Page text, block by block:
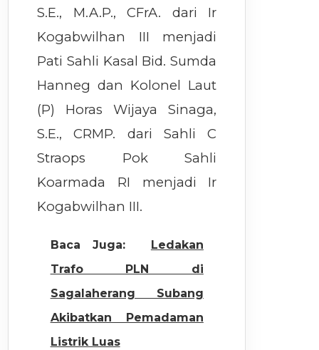
S.E., M.A.P., CFrA. dari Ir
Kogabwilhan III menjadi
Pati Sahli Kasal Bid. Sumda
Hanneg dan Kolonel Laut
(P) Horas Wijaya Sinaga,
S.E., CRMP. dari Sahli C
Straops Pok Sahli
Koarmada RI menjadi Ir
Kogabwilhan III.
Baca Juga:
Ledakan
Trafo PLN di
Sagalaherang Subang
Akibatkan Pemadaman
Listrik Luas